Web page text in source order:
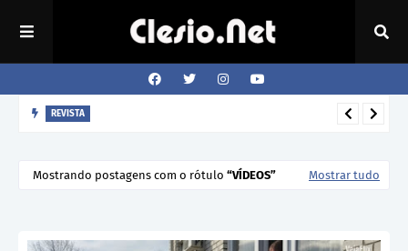
REVISTA
Mostrando postagens com o rótulo VÍDEOS Mostrar tudo